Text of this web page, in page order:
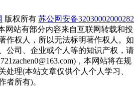
版权所有 苏公网安备32030002000282
网站有部分内容来自互联网转载和投
作权人，所以无法标明著作权人。如
公司、企业或个人等的知识产权，请
，本网站将在规
处理(本站文章仅供个人个人学习、
者所有)。